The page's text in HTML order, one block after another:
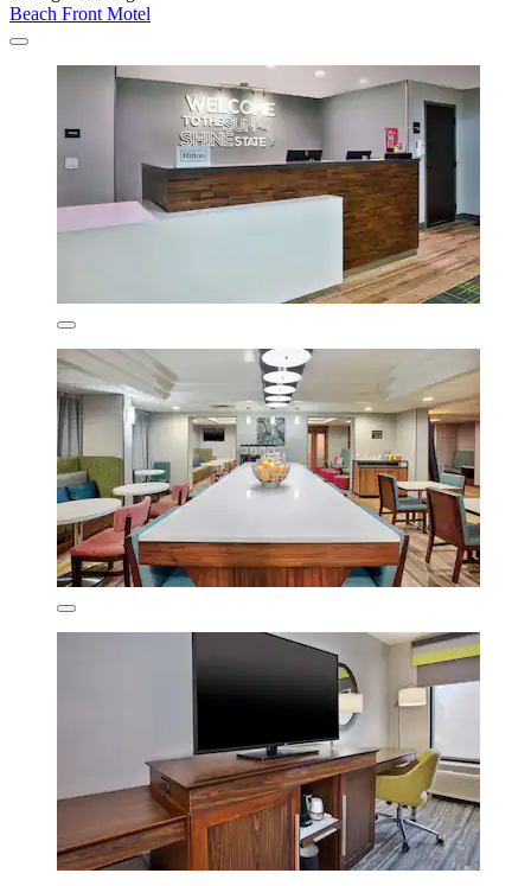
Beach Front Motel